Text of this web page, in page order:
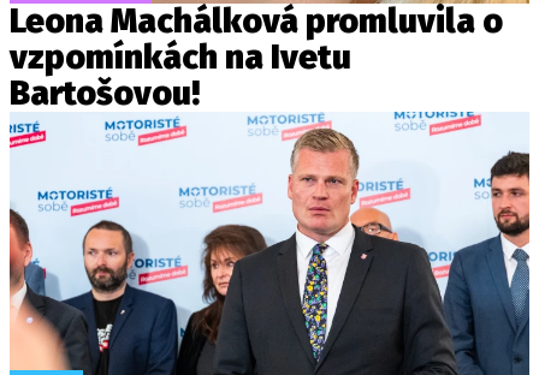
Leona Machálková promluvila o
vzpomínkách na Ivetu
Bartošovou!